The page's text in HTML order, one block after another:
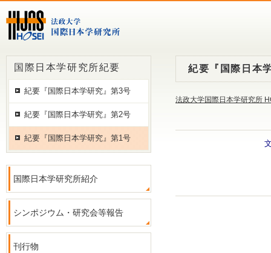
紀要『国際日本
法政大学国際日本学研究所
国際日本学研究所紀要
紀要『国際日本学研究』第3号
紀要『国際日本学研究』第2号
紀要『国際日本学研究』第1号
国際日本学研究所紹介
シンポジウム・研究会等報告
刊行物